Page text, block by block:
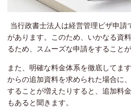
当行政書士法人は経営管理ビザ申請
があります。このため、いかなる資
るため、スムーズな申請をすることが
また、明確な料金体系を徹底してま
からの追加資料を求められた場合に
することが増えたりすると、追加料
もあると聞きます。